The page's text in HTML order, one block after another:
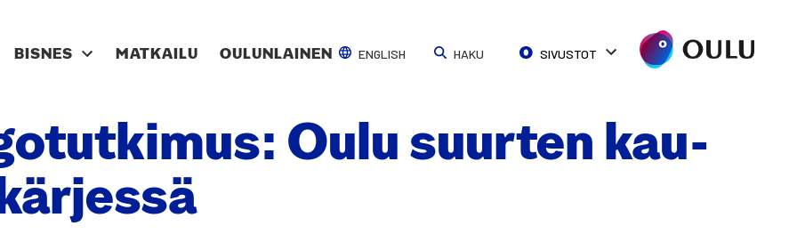
BIS­NES MAT­KAI­LU OULUN­LAI­NEN ENGLISH HAKU SIVUSTOT
Oulu suur­ten kau­